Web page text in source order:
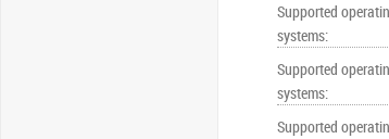
Supported
systems:
Supported
systems:
Supported